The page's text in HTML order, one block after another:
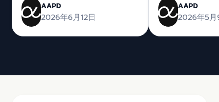
AAPD
2026年6月12日
AAPD
2026年5